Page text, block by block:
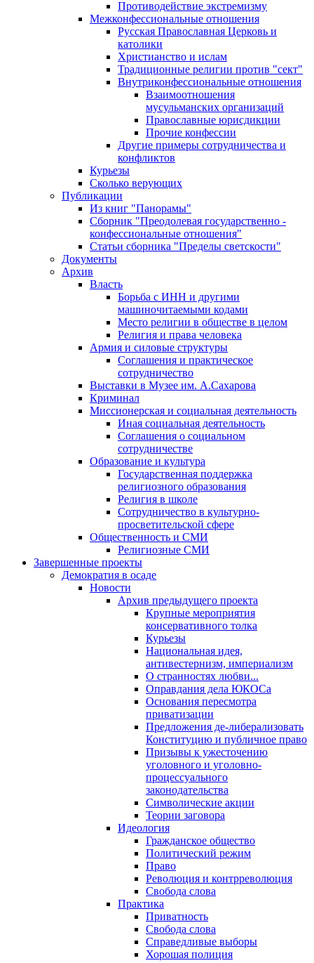
Противодействие экстремизму
Межконфессиональные отношения
Русская Православная Церковь и
католики
Христианство и ислам
Традиционные религии против "сект"
Внутриконфессиональные отношения
Взаимоотношения
мусульманских организаций
Православные юрисдикции
Прочие конфессии
Другие примеры сотрудничества и
конфликтов
Курьезы
Сколько верующих
Публикации
Из книг "Панорамы"
Сборник "Преодолевая государственно -
конфессиональные отношения"
Статьи сборника "Пределы светскости"
Документы
Архив
Власть
Борьба с ИНН и другими
машиночитаемыми кодами
Место религии в обществе в целом
Религия и права человека
Армия и силовые структуры
Соглашения и практическое
сотрудничество
Выставки в Музее им. А.Сахарова
Криминал
Миссионерская и социальная деятельность
Иная социальная деятельность
Соглашения о социальном
сотрудничестве
Образование и культура
Государственная поддержка
религиозного образования
Религия в школе
Сотрудничество в культурно-
просветительской сфере
Общественность и СМИ
Религиозные СМИ
Завершенные проекты
Демократия в осаде
Новости
Архив предыдущего проекта
Крупные мероприятия
консервативного толка
Курьезы
Национальная идея,
антивестернизм, империализм
О странностях любви...
Оправдания дела ЮКОСа
Основания пересмотра
приватизации
Предложения де-либерализовать
Конституцию и публичное право
Призывы к ужесточению
уголовного и уголовно-
процессуального
законодательства
Символические акции
Теории заговора
Идеология
Гражданское общество
Политический режим
Право
Революция и контрреволюция
Свобода слова
Практика
Приватность
Свобода слова
Справедливые выборы
Хорошая полиция